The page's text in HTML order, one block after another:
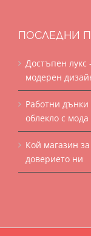
ПОСЛЕДНИ
Достъпен
модерен
Работни
облекло с мода
Кой магазин
доверието ни